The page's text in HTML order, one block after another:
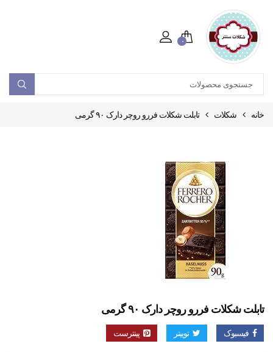
۰
خانه شکلات تابلت شکلات فررو روچر دارک ۹۰ گرمی
تابلت شکلات فررو روچر دارک ۹۰ گرمی
فیسبوک توییتر پینترست